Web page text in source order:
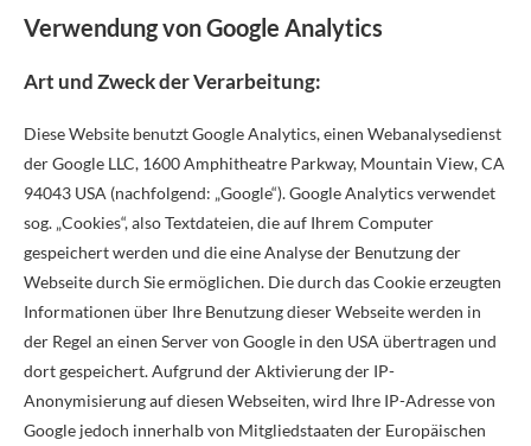
Verwendung von Google Analytics
Art und Zweck der Verarbeitung:
Diese Website benutzt Google Analytics, einen Webanalysedienst
der Google LLC, 1600 Amphitheatre Parkway, Mountain View, CA
94043 USA (nachfolgend: „Google“). Google Analytics verwendet
sog. „Cookies“, also Textdateien, die auf Ihrem Computer
gespeichert werden und die eine Analyse der Benutzung der
Webseite durch Sie ermöglichen. Die durch das Cookie erzeugten
Informationen über Ihre Benutzung dieser Webseite werden in
der Regel an einen Server von Google in den USA übertragen und
dort gespeichert. Aufgrund der Aktivierung der IP-
Anonymisierung auf diesen Webseiten, wird Ihre IP-Adresse von
Google jedoch innerhalb von Mitgliedstaaten der Europäischen